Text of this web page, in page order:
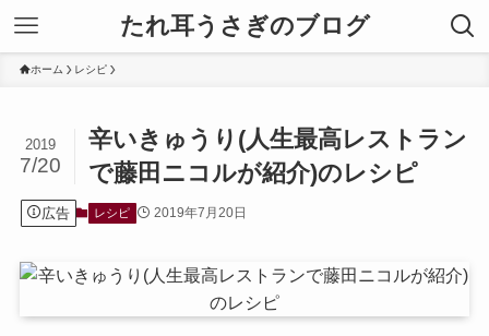
たれ耳うさぎのブログ
ホーム レシピ
辛いきゅうり(人生最高レストラン
で藤田ニコルが紹介)のレシピ
2019
7/20
広告 レシピ 2019年7月20日